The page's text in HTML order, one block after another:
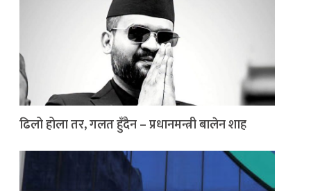
ढिलो होला तर, गलत हुँदैन – प्रधानमन्त्री बालेन शाह